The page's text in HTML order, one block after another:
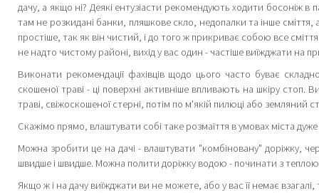
дачу, а якщо ні? Деякі ентузіасти рекомендують ходити босоніж
там не розкидані банки, пляшкове скло, недопалки та інше сміття,
простіше, так як він чистий, і до того ж прикриває собою все
не надто чистому районі, вихід у вас один - частіше виїжджати на
Виконати рекомендації фахівців щодо цього часто буває
скошеної траві - ці поверхні активніше впливають на шкіру стоп.
траві, свіжоскошеної стерні, потім по м'якій пилюці або земляний
Скажімо прямо, влаштувати собі таке розмаїття в умовах міста
Можна зробити це на дачі - влаштувати "комбіновану" доріжку,
швидше і швидше. Можна полити доріжку водою - починати з
Якщо ж і на дачу виїжджати ви не можете, або у вас її немає